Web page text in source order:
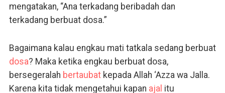
mengatakan, “Ana terkadang beribadah dan
terkadang berbuat dosa.”
Bagaimana kalau engkau mati tatkala sedang berbuat
dosa? Maka ketika engkau berbuat dosa,
bersegeralah bertaubatkepada Allah ‘Azza wa Jalla.
Karena kita tidak mengetahui kapan ajal itu